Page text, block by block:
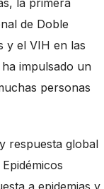
la primera
de Doble
y el VIH en las
impulsado un
personas
respuesta global